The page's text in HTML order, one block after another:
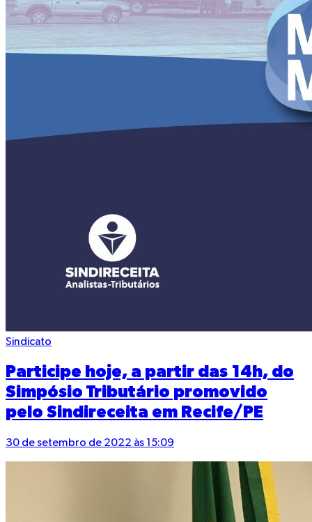
Sindicato
Participe hoje, a partir das 14h, do
Simpósio Tributário promovido
pelo Sindireceita em Recife/PE
30 de setembro de 2022 às 15:09